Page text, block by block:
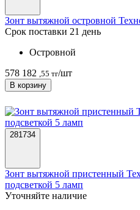
Зонт вытяжной островной
Срок поставки 21 день
Островной
578 182 ,55 тг/шт
В корзину
281734
Зонт вытяжной пристенный
подсветкой 5 ламп
Уточняйте наличие